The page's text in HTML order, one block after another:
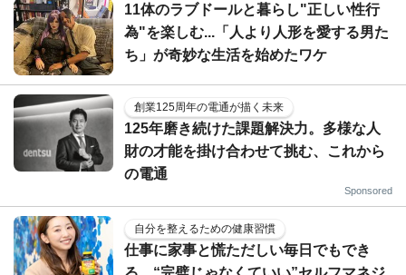
11体のラブドールと暮らし"正しい性行
為"を楽しむ...「人より人形を愛する男た
ち」が奇妙な生活を始めたワケ
創業125周年の電通が描く未来
125年磨き続けた課題解決力。多様な人
財の才能を掛け合わせて挑む、これから
の電通
Sponsored
自分を整えるための健康習慣
仕事に家事と慌ただしい毎日でもでき